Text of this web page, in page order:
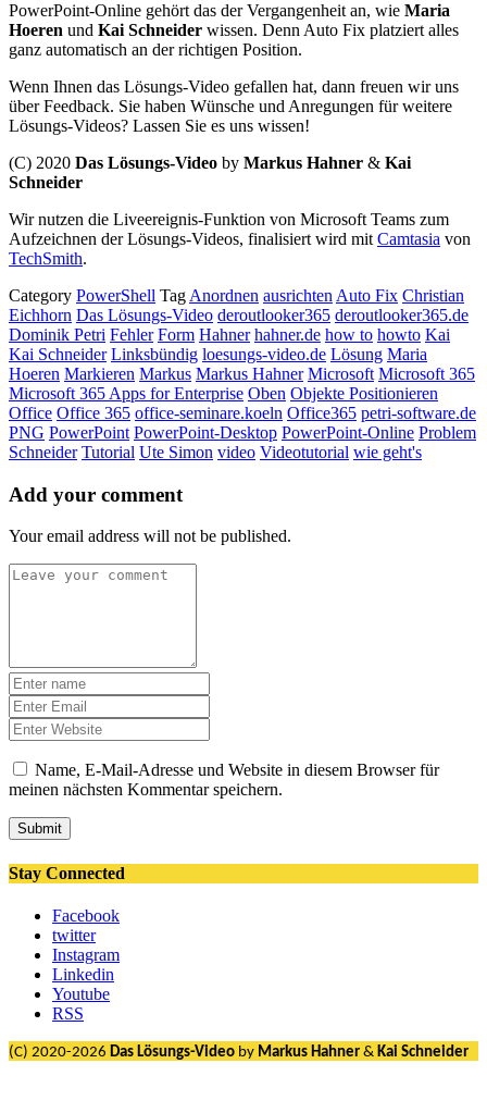
PowerPoint-Online gehört das der Vergangenheit an, wie Maria
Hoeren und Kai Schneider wissen. Denn Auto Fix platziert alles
ganz automatisch an der richtigen Position.
Wenn Ihnen das Lösungs-Video gefallen hat, dann freuen wir uns
über Feedback. Sie haben Wünsche und Anregungen für weitere
Lösungs-Videos? Lassen Sie es uns wissen!
(C) 2020 Das Lösungs-Video by Markus Hahner & Kai
Schneider
Wir nutzen die Liveereignis-Funktion von Microsoft Teams zum
Aufzeichnen der Lösungs-Videos, finalisiert wird mit Camtasia von
TechSmith.
Category PowerShell Tag Anordnen ausrichten Auto Fix Christian
Eichhorn Das Lösungs-Video deroutlooker365 deroutlooker365.de
Dominik Petri Fehler Form Hahner hahner.de how to howto Kai
Kai Schneider Linksbündig loesungs-video.de Lösung Maria
Hoeren Markieren Markus Markus Hahner Microsoft Microsoft 365
Microsoft 365 Apps for Enterprise Oben Objekte Positionieren
Office Office 365 office-seminare.koeln Office365 petri-software.de
PNG PowerPoint PowerPoint-Desktop PowerPoint-Online Problem
Schneider Tutorial Ute Simon video Videotutorial wie geht's
Add your comment
Your email address will not be published.
Name, E-Mail-Adresse und Website in diesem Browser für
meinen nächsten Kommentar speichern.
Submit
Stay Connected
Facebook
twitter
Instagram
Linkedin
Youtube
RSS
(C) 2020-2026 Das Lösungs-Video by Markus Hahner & Kai Schneider